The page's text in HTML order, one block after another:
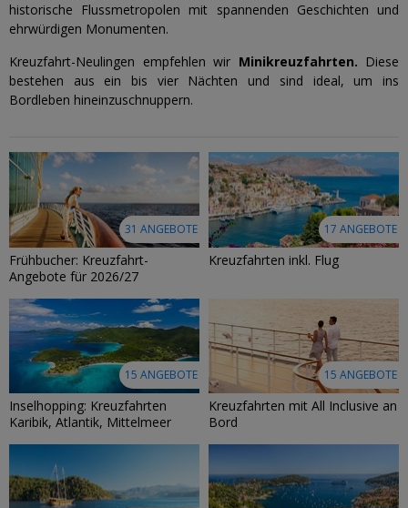
historische Flussmetropolen mit spannenden Geschichten und
ehrwürdigen Monumenten.
Kreuzfahrt-Neulingen empfehlen wir Minikreuzfahrten. Diese
bestehen aus ein bis vier Nächten und sind ideal, um ins
Bordleben hineinzuschnuppern.
31 ANGEBOTE
Frühbucher: Kreuzfahrt-
Angebote für 2026/27
17 ANGEBOTE
Kreuzfahrten inkl. Flug
15 ANGEBOTE
Inselhopping: Kreuzfahrten
Karibik, Atlantik, Mittelmeer
15 ANGEBOTE
Kreuzfahrten mit All Inclusive an
Bord